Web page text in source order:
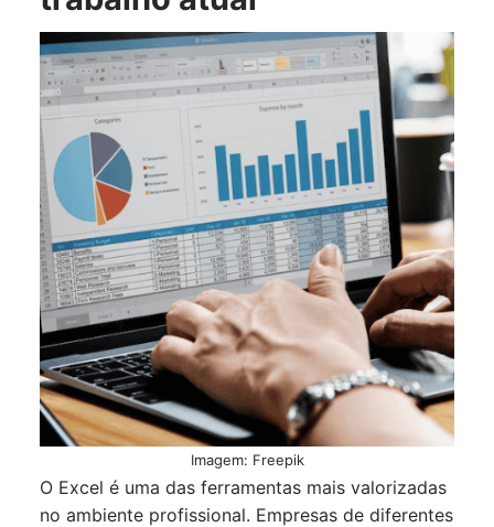
Imagem: Freepik
O Excel é uma das ferramentas mais valorizadas
no ambiente profissional. Empresas de diferentes